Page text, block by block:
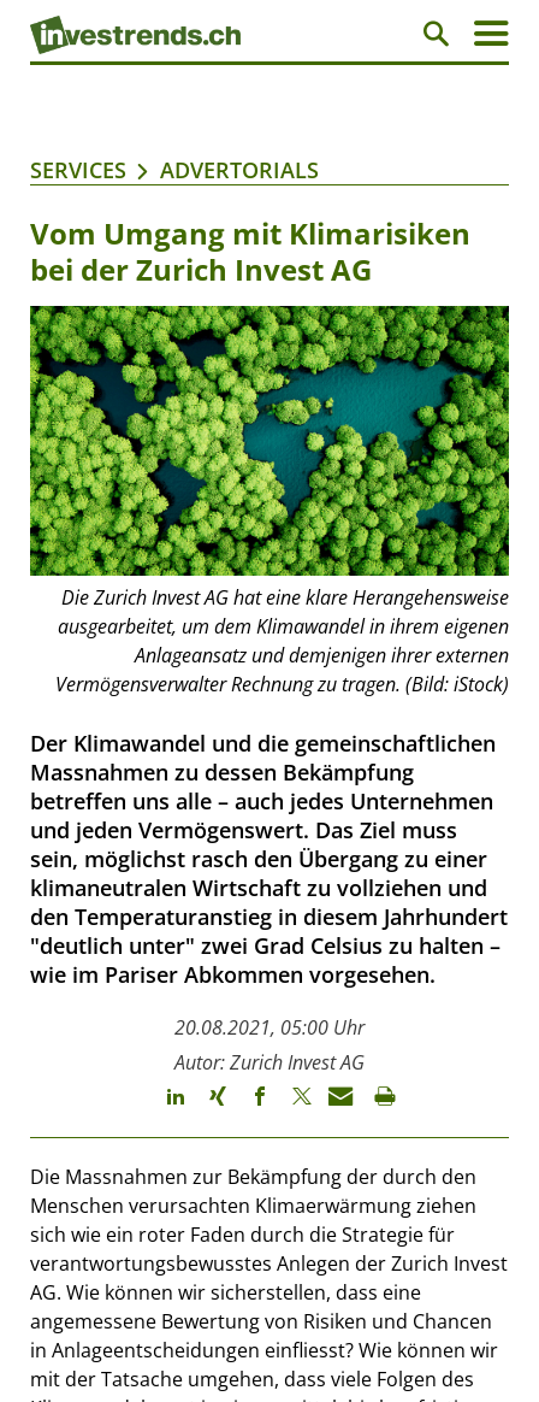
SERVICES ADVERTORIALS
Vom Umgang mit Klimarisiken
bei der Zurich Invest AG
Die Zurich Invest AG hat eine klare Herangehensweise
ausgearbeitet, um dem Klimawandel in ihrem eigenen
Anlageansatz und demjenigen ihrer externen
Vermögensverwalter Rechnung zu tragen. (Bild: iStock)
Der Klimawandel und die gemeinschaftlichen
Massnahmen zu dessen Bekämpfung
betreffen uns alle – auch jedes Unternehmen
und jeden Vermögenswert. Das Ziel muss
sein, möglichst rasch den Übergang zu einer
klimaneutralen Wirtschaft zu vollziehen und
den Temperaturanstieg in diesem Jahrhundert
"deutlich unter" zwei Grad Celsius zu halten –
wie im Pariser Abkommen vorgesehen.
20.08.2021, 05:00 Uhr
Autor: Zurich Invest AG
Die Massnahmen zur Bekämpfung der durch den
Menschen verursachten Klimaerwärmung ziehen
sich wie ein roter Faden durch die Strategie für
verantwortungsbewusstes Anlegen der Zurich Invest
AG. Wie können wir sicherstellen, dass eine
angemessene Bewertung von Risiken und Chancen
in Anlageentscheidungen einfliesst? Wie können wir
mit der Tatsache umgehen, dass viele Folgen des